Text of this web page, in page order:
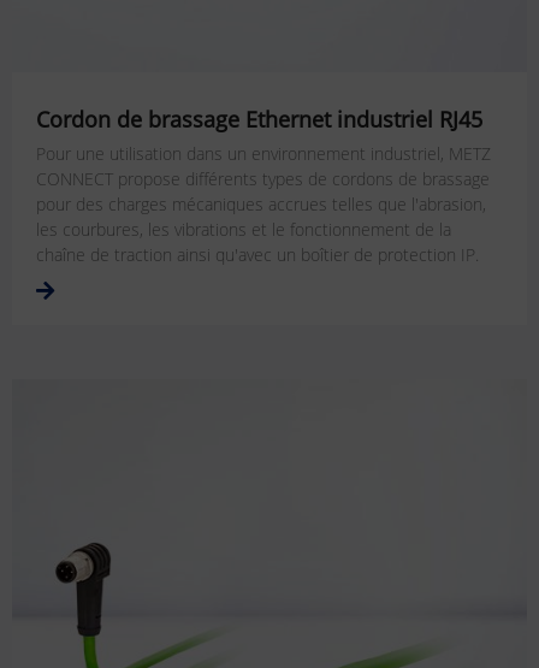
Cordon de brassage Ethernet industriel RJ45
Pour une utilisation dans un environnement industriel, METZ
CONNECT propose différents types de cordons de brassage
pour des charges mécaniques accrues telles que l'abrasion,
les courbures, les vibrations et le fonctionnement de la
chaîne de traction ainsi qu'avec un boîtier de protection IP.